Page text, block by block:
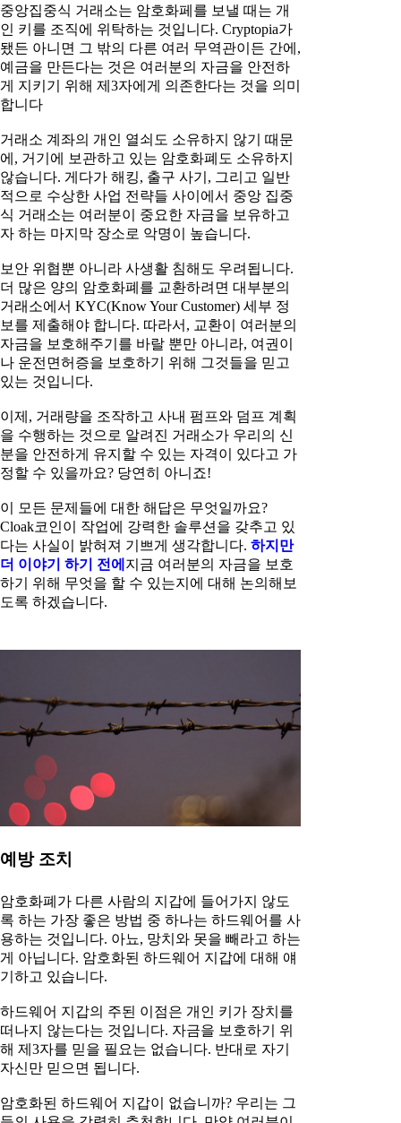
중앙집중식 거래소는 암호화페를 보낼 때는 개
인 키를 조직에 위탁하는 것입니다. Cryptopia가
됐든 아니면 그 밖의 다른 여러 무역관이든 간에,
예금을 만든다는 것은 여러분의 자금을 안전하
게 지키기 위해 제3자에게 의존한다는 것을 의미
합니다
거래소 계좌의 개인 열쇠도 소유하지 않기 때문
에, 거기에 보관하고 있는 암호화폐도 소유하지
않습니다. 게다가 해킹, 출구 사기, 그리고 일반
적으로 수상한 사업 전략들 사이에서 중앙 집중
식 거래소는 여러분이 중요한 자금을 보유하고
자 하는 마지막 장소로 악명이 높습니다.
보안 위협뿐 아니라 사생활 침해도 우려됩니다.
더 많은 양의 암호화폐를 교환하려면 대부분의
거래소에서 KYC(Know Your Customer) 세부 정
보를 제출해야 합니다. 따라서, 교환이 여러분의
자금을 보호해주기를 바랄 뿐만 아니라, 여권이
나 운전면허증을 보호하기 위해 그것들을 믿고
있는 것입니다.
이제, 거래량을 조작하고 사내 펌프와 덤프 계획
을 수행하는 것으로 알려진 거래소가 우리의 신
분을 안전하게 유지할 수 있는 자격이 있다고 가
정할 수 있을까요? 당연히 아니죠!
이 모든 문제들에 대한 해답은 무엇일까요?
Cloak코인이 작업에 강력한 솔루션을 갖추고 있
다는 사실이 밝혀져 기쁘게 생각합니다. 하지만
더 이야기 하기 전에 지금 여러분의 자금을 보호
하기 위해 무엇을 할 수 있는지에 대해 논의해보
도록 하겠습니다.
예방 조치
암호화폐가 다른 사람의 지갑에 들어가지 않도
록 하는 가장 좋은 방법 중 하나는 하드웨어를 사
용하는 것입니다. 아뇨, 망치와 못을 빼라고 하는
게 아닙니다. 암호화된 하드웨어 지갑에 대해 얘
기하고 있습니다.
하드웨어 지갑의 주된 이점은 개인 키가 장치를
떠나지 않는다는 것입니다. 자금을 보호하기 위
해 제3자를 믿을 필요는 없습니다. 반대로 자기
자신만 믿으면 됩니다.
암호화된 하드웨어 지갑이 없습니까? 우리는 그